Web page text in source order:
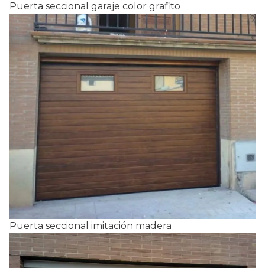
Puerta seccional garaje color grafito
Puerta seccional imitación madera